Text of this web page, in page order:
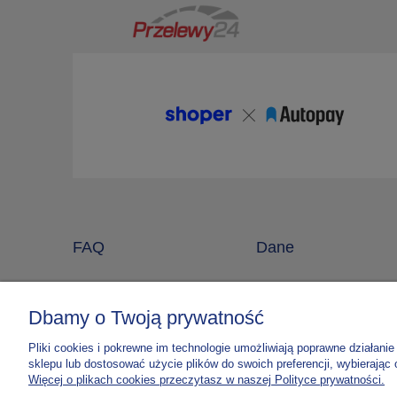
FAQ
Polityka prywatności
Dane
Dostawa i płatności
Blog
Dbamy o Twoją prywatność
Pliki cookies i pokrewne im technologie umożliwiają poprawne
sklepu lub dostosować użycie plików do swoich preferencji, wybierając
Więcej o plikach cookies przeczytasz w naszej Polityce prywatności.